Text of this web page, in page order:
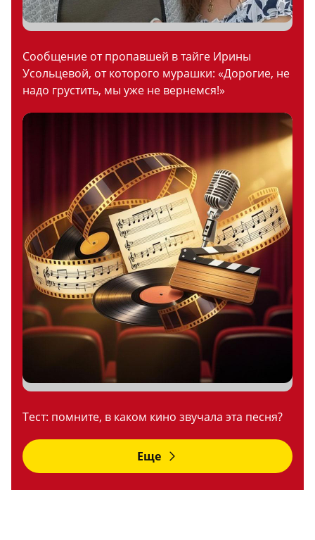
Сообщение от пропавшей в тайге Ирины
Усольцевой, от которого мурашки: «Дорогие, не
надо грустить, мы уже не вернемся!»
Тест: помните, в каком кино звучала эта песня?
Еще